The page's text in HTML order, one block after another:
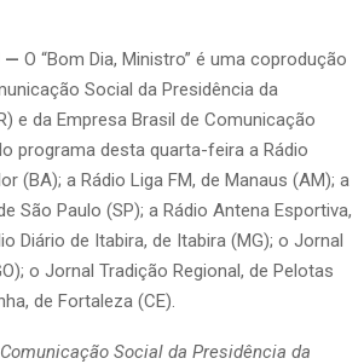
— O “Bom Dia, Ministro” é uma coprodução
Social da Presidência da
e da Empresa Brasil de Comunicação
programa desta quarta-feira a Rádio
(BA); a Rádio Liga FM, de Manaus (AM); a
São Paulo (SP); a Rádio Antena Esportiva,
Diário de Itabira, de Itabira (MG); o Jornal
o Jornal Tradição Regional, de Pelotas
de Fortaleza (CE).
Social da Presidência da